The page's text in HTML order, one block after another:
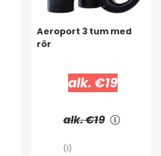
Aeroport 3 tum med
rör
alk. €19
alk. €19
(1)